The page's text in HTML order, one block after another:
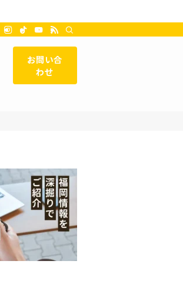
お問い合
わせ